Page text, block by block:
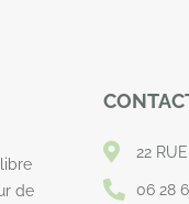
de
22
06 28